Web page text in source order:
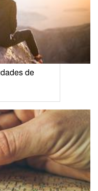
de